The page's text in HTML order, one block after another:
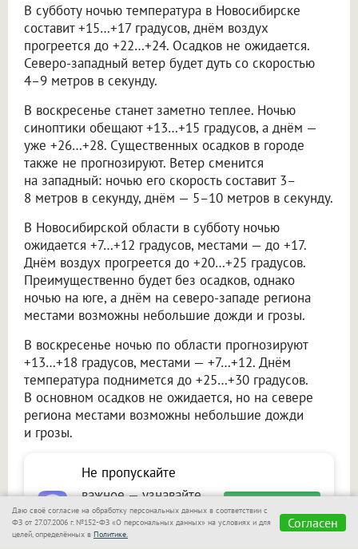
В субботу ночью температура в Новосибирске
составит +15…+17 градусов, днём воздух
прогреется до +22…+24. Осадков не ожидается.
Северо-западный ветер будет дуть со скоростью
4–9 метров в секунду.
В воскресенье станет заметно теплее. Ночью
синоптики обещают +13…+15 градусов, а днём —
уже +26…+28. Существенных осадков в городе
также не прогнозируют. Ветер сменится
на западный: ночью его скорость составит 3–
8 метров в секунду, днём — 5–10 метров в секунду.
В Новосибирской области в субботу ночью
ожидается +7…+12 градусов, местами — до +17.
Днём воздух прогреется до +20…+25 градусов.
Преимущественно будет без осадков, однако
ночью на юге, а днём на северо-западе региона
местами возможны небольшие дожди и грозы.
В воскресенье ночью по области прогнозируют
+13…+18 градусов, местами — +7…+12. Днём
температура поднимется до +25…+30 градусов.
В основном осадков не ожидается, но на севере
региона местами возможны небольшие дожди
и грозы.
Не пропускайте
важное — узнавайте
первыми с Om1 в
«Макс»
Подписаться
Даю своё согласие на обработку персональных данных в соответствии с
ФЗ от 27.07.2006 г. №152-ФЗ «О персональных данных» на условиях и для
целей, определённых в Политике.
Согласен